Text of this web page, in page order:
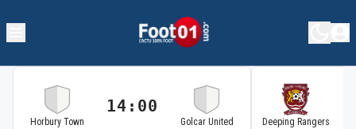
Horbury Town
14:00
Golcar United Deeping Rangers